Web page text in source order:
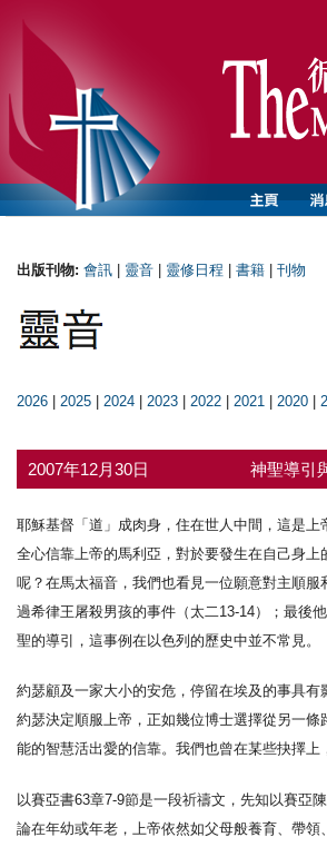
出版刊物: 會訊 靈音 靈修日程 書籍 刊物
2026 | 2025 | 2024 | 2023 | 2022 | 2021 | 2020 |
2007年12月30日 神聖導引
耶穌基督「道」成肉身，住在世人中間，這是
全心信靠上帝的馬利亞，對於要發生在自己身
呢？在馬太福音，我們也看見一位願意對主順
過希律王屠殺男孩的事件（太二13-14）；最後
聖的導引，這事例在以色列的歷史中並不常見。
約瑟顧及一家大小的安危，停留在埃及的事具
約瑟決定順服上帝，正如幾位博士選擇從另一
能的智慧活出愛的信靠。我們也曾在某些抉擇
以賽亞書63章7-9節是一段祈禱文，先知以賽亞
論在年幼或年老，上帝依然如父母般養育、帶